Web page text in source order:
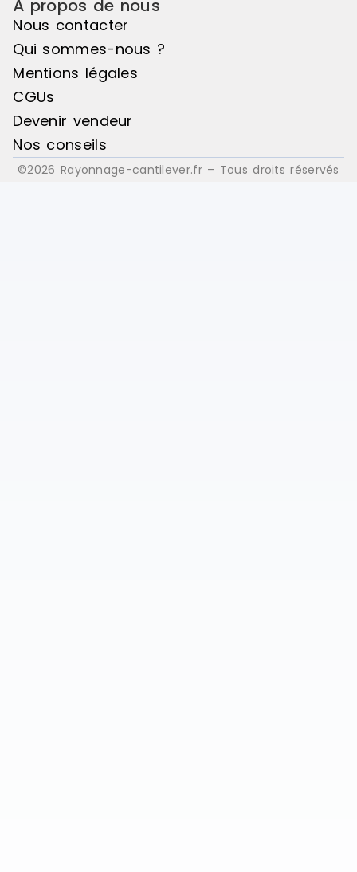
À propos de nous
Nous contacter
Qui sommes-nous ?
Mentions légales
CGUs
Devenir vendeur
Nos conseils
©2026 Rayonnage-cantilever.fr – Tous droits réservés